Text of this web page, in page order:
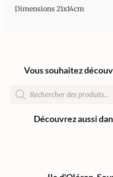
Dimensions 21x14cm
Vous souhaitez
Découvrez aussi